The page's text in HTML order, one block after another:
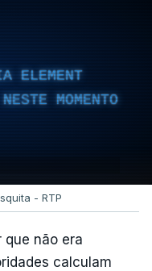
ELEMENT
MOMENTO
- RTP
que não era
calculam